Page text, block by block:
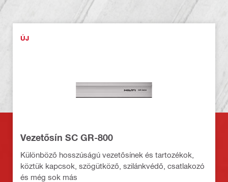
ÚJ
Vezetősín SC GR-800
Különböző hosszúságú vezetősínek és tartozékok,
köztük kapcsok, szögütköző, szilánkvédő, csatlakozó
és még sok más